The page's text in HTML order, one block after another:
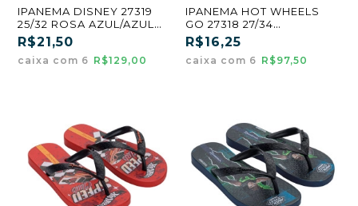
IPANEMA DISNEY 27319
25/32 ROSA AZUL/AZUL
TRANSPARENTE (BR214)
(GF) (CX6)
R$21,50
caixa com 6 R$129,00
IPANEMA HOT WHEELS
GO 27318 27/34
PRETO/AZUL/BRANCO
(BS201) (GF) (CX6)
R$16,25
caixa com 6 R$97,50